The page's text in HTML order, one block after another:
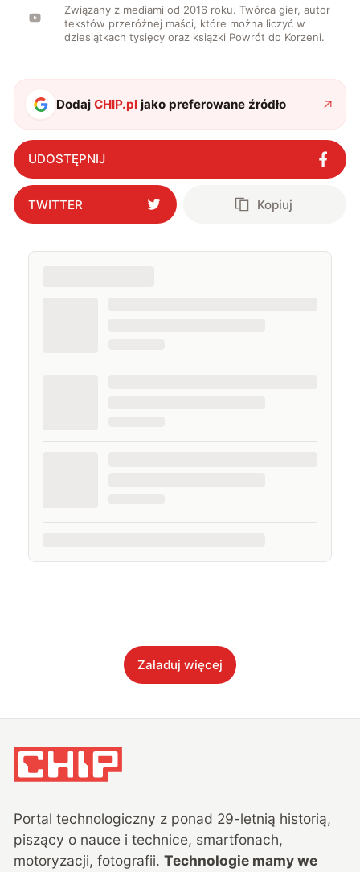
Związany z mediami od 2016 roku. Twórca gier, autor
tekstów przeróżnej maści, które można liczyć w
dziesiątkach tysięcy oraz książki Powrót do Korzeni.
DodajCHIP.pl jako preferowane źródło
UDOSTĘPNIJ
TWITTER Kopiuj
Załaduj więcej
Portal technologiczny z ponad 29-letnią historią,
piszący o nauce i technice, smartfonach,
motoryzacji, fotografii. Technologie mamy we